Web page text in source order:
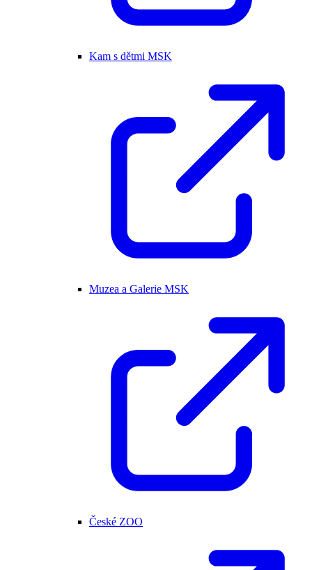
Kam s dětmi MSK
Muzea a Galerie MSK
České ZOO